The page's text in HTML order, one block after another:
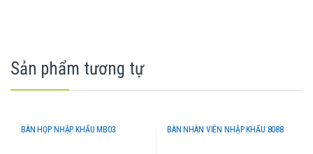
Sản phẩm tương tự
BÀN HỌP NHẬP KHẨU MB03 BÀN NHÂN VIÊN NHẬP KHẨU 8088